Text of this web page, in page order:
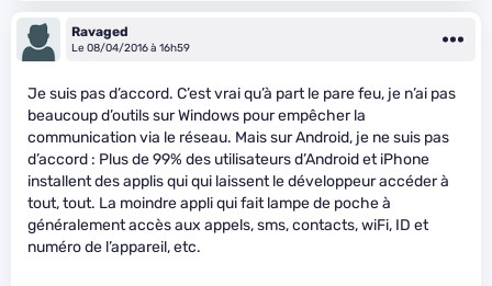
Ravaged
Le 08/04/2016 à 16h59
Je suis pas d’accord. C’est vrai qu’à part le pare feu, je n’ai pas
beaucoup d’outils sur Windows pour empêcher la
communication via le réseau. Mais sur Android, je ne suis pas
d’accord : Plus de 99% des utilisateurs d’Android et iPhone
installent des applis qui qui laissent le développeur accéder à
tout, tout. La moindre appli qui fait lampe de poche à
généralement accès aux appels, sms, contacts, wiFi, ID et
numéro de l’appareil, etc.